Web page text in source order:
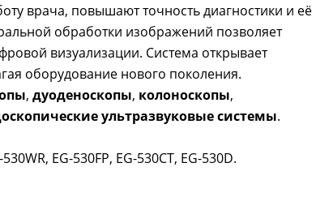
врача, повышают точность диагностики и её
обработки изображений позволяет
визуализации. Система открывает
оборудование нового поколения.
, дуоденоскопы, колоноскопы,
ультразвуковые системы.
EG-530FP, EG-530CT, EG-530D.